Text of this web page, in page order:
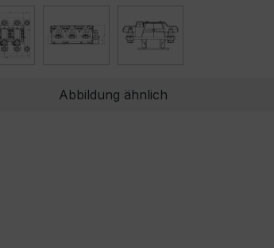
Abbildung ähnlich